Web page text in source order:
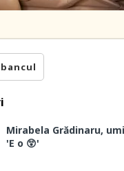
Mirabela Grădinaru,
'E o 😲'